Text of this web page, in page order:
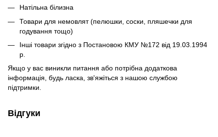
Натільна білизна
Товари для немовлят (пелюшки, соски, пляшечки для
годування тощо)
Інші товари згідно з Постановою КМУ №172 від 19.03.1994
р.
Якщо у вас виникли питання або потрібна додаткова
інформація, будь ласка, зв'яжіться з нашою службою
підтримки.
Відгуки